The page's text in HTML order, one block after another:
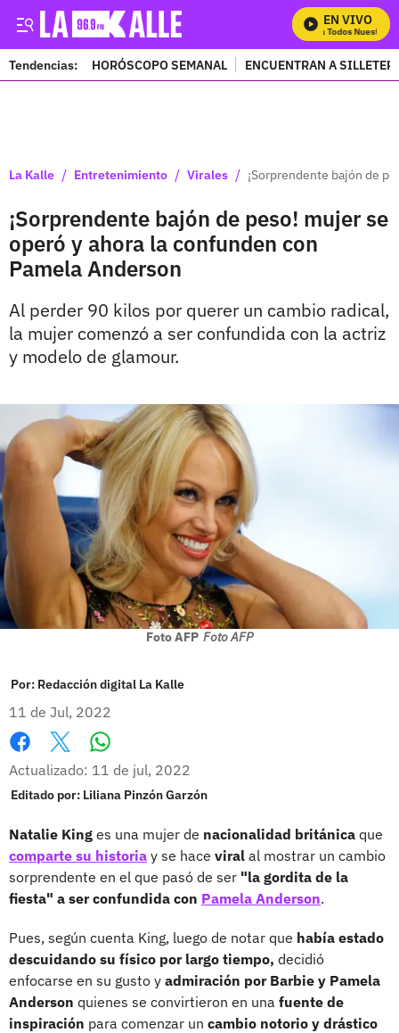
EN VIVO
Mira Todos Nuestros
Tendencias: HORÓSCOPO SEMANAL ENCUENTRAN A
La Kalle / Entretenimiento / Virales / ¡Sorprendente bajón de
¡Sorprendente bajón de peso! mujer se
operó y ahora la confunden con
Pamela Anderson
Al perder 90 kilos por querer un cambio radical,
la mujer comenzó a ser confundida con la actriz
y modelo de glamour.
Foto AFP Foto AFP
Por: Redacción digital La Kalle
11 de Jul, 2022
Facebook
X
Actualizado: 11 de jul, 2022
Editado por: Liliana Pinzón Garzón
Natalie King es una mujer de nacionalidad británica que
comparte su historia y se hace viral al mostrar un cambio
sorprendente en el que pasó de ser "la gordita de la
fiesta" a ser confundida con Pamela Anderson.
Pues, según cuenta King, luego de notar que había estado
descuidando su físico por largo tiempo, decidió
enfocarse en su gusto y admiración por Barbie y Pamela
Anderson quienes se convirtieron en una fuente de
inspiración para comenzar un cambio notorio y drástico